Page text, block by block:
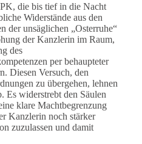
die bis tief in die Nacht
Widerstände aus den
der unsäglichen „Osterruhe“
der Kanzlerin im Raum,
des
per behaupteter
Diesen Versuch, den
zu übergehen, lehnen
Es widerstrebt den Säulen
klare Machtbegrenzung
Kanzlerin noch stärker
zuzulassen und damit